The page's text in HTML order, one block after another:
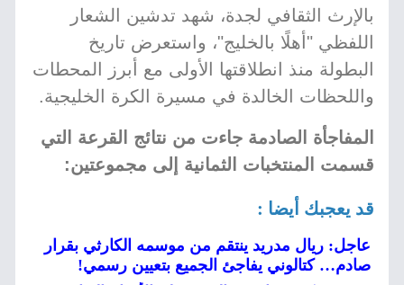
بالإرث الثقافي لجدة، شهد تدشين الشعار
اللفظي "أهلًا بالخليج"، واستعرض تاريخ
البطولة منذ انطلاقتها الأولى مع أبرز المحطات
واللحظات الخالدة في مسيرة الكرة الخليجية.
المفاجأة الصادمة جاءت من نتائج القرعة التي
قسمت المنتخبات الثمانية إلى مجموعتين:
قد يعجبك أيضا :
عاجل: ريال مدريد ينتقم من موسمه الكارثي بقرار
صادم… كتالوني يفاجئ الجميع بتعيين رسمي!